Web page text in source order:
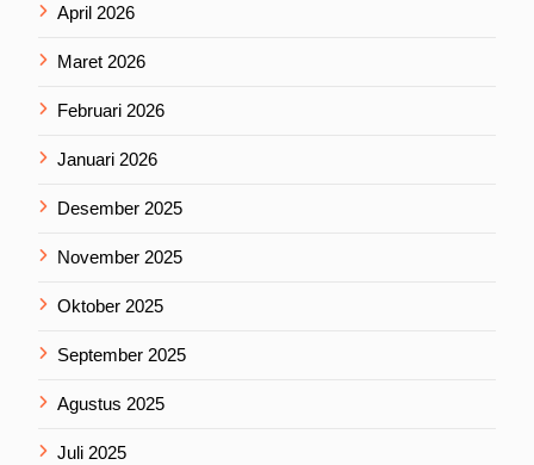
April 2026
Maret 2026
Februari 2026
Januari 2026
Desember 2025
November 2025
Oktober 2025
September 2025
Agustus 2025
Juli 2025